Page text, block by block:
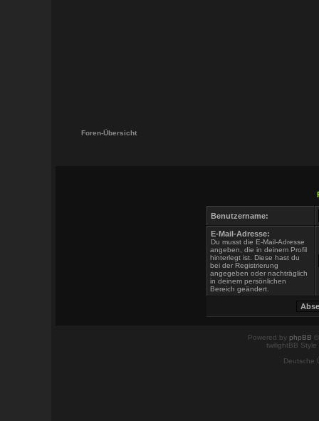
Foren-Übersicht
Benutzername:
E-Mail-Adresse:
Du musst die E-Mail-Adresse
angeben, die in deinem Profil
hinterlegt ist. Diese hast du
bei der Registrierung
angegeben oder nachträglich
in deinem persönlichen
Bereich geändert.
Powered by phpBB
twilightBB
Deutsche